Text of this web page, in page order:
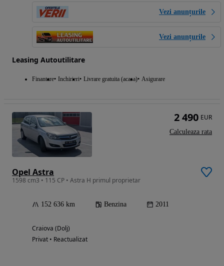
Vezi anunțurile
Vezi anunțurile
Leasing Autoutilitare
Finantare Inchirieri Livrare gratuita (acasa) Asigurare
Opel Astra
1598 cm3 • 115 CP • Astra H primul proprietar
152 636 km Benzina 2011
Craiova (Dolj)
Privat • Reactualizat
2 490 EUR
Calculeaza rata